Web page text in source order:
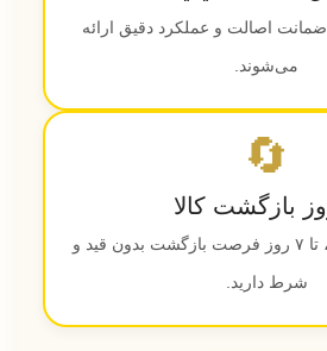
اصالت و عملکرد دقیق ارائه
می‌شوند.
🔄
در صورت نارضایتی، تا ۷ روز فرصت بازگشت بدون قید و
شرط دارید.